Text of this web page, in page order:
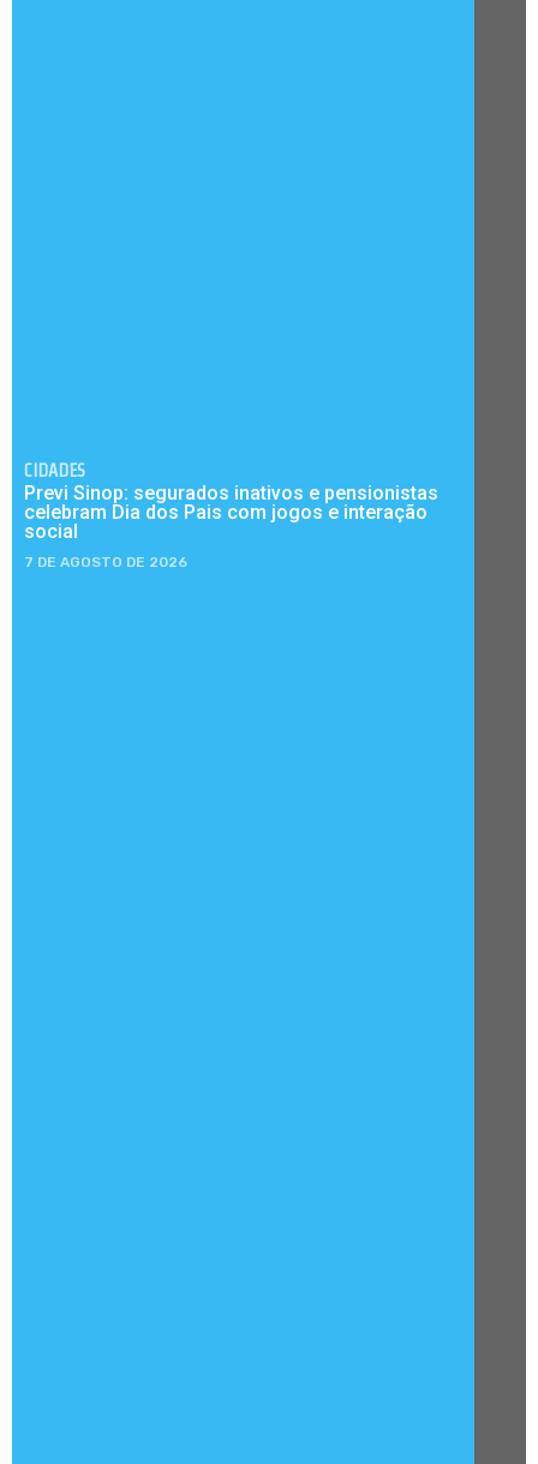
CIDADES
Previ Sinop: segurados inativos e pensionistas
celebram Dia dos Pais com jogos e interação
social
7 DE AGOSTO DE 2026